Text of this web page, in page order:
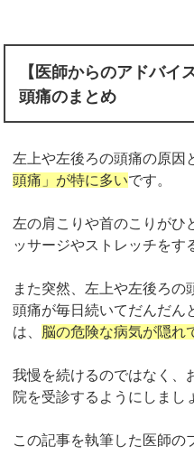
【医師からのアドバイ
頭痛のまとめ
左上や左後ろの頭痛の原因
頭痛」が特に多いです。
左の肩こりや首のこりがひ
ッサージやストレッチをす
また突然、左上や左後ろの
頭痛が毎日続いてだんだん
は、
脳の危険な病気が隠れ
我慢を続けるのではなく、
院を受診するようにしまし
この記事を執筆した医師の